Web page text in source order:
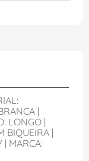
|
LONGO |
BIQUEIRA |
| MARCA: